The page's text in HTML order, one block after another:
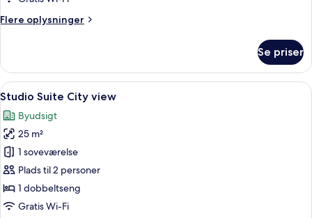
Flere oplysninger
Flere
Bedroom
Suite
Se priser
Indlæs
alle
billeder
af
Studio
Suite
City
view
Et moderne hotelværelse med en
8
Studio Suite City view
Byudsigt
25 m²
1 soveværelse
Plads til 2 personer
1 dobbeltseng
Gratis Wi-Fi